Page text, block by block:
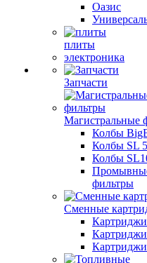
Оазис
плиты
электроника
Запчасти
Магистральные
Колбы
Колбы SL
Колбы
фильтры
Сменные